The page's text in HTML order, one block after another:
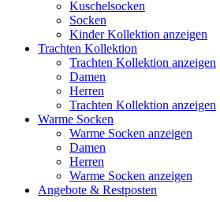
Kuschelsocken
Socken
Kinder Kollektion anzeigen
Trachten Kollektion
Trachten Kollektion anzeigen
Damen
Herren
Trachten Kollektion anzeigen
Warme Socken
Warme Socken anzeigen
Damen
Herren
Warme Socken anzeigen
Angebote & Restposten